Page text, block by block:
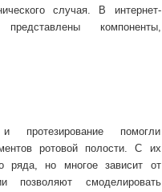
случая. В интернет-
представлены компоненты,
протезирование помогли
ротовой полости. С их
ряда, но многое зависит от
позволяют смоделировать